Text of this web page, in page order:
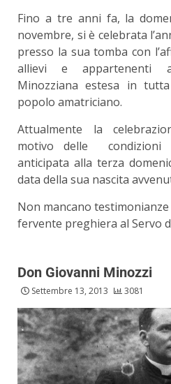
Fino a tre anni fa, la
novembre, si è celebrata
presso la sua tomba con
allievi e appartenenti
Minozziana estesa in
popolo amatriciano.
Attualmente la
motivo delle condizioni
anticipata alla terza
data della sua nascita
Non mancano
fervente preghiera al Servo
Don Giovanni Minozzi
Settembre 13, 2013 3081